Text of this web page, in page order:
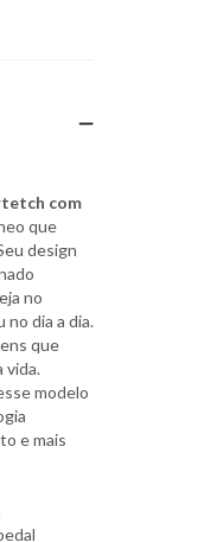
com
que
design
no
dia a dia.
que
vida.
modelo
e mais